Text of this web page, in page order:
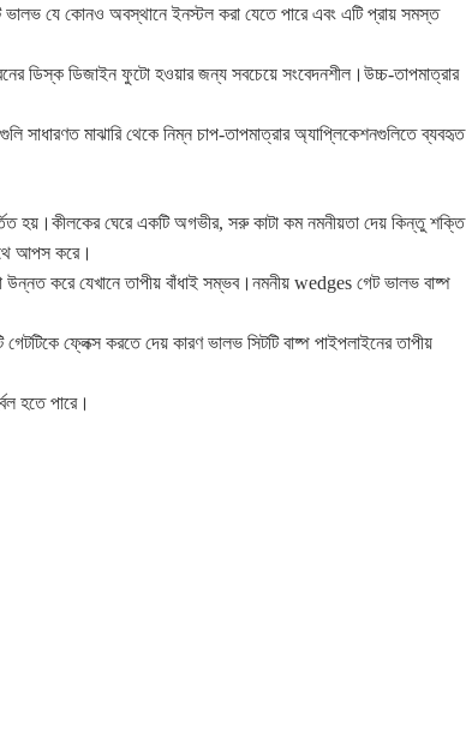
যে কোনও অবস্থানে ইনস্টল করা যেতে পারে এবং এটি প্রায় সমস্ত
ডিস্ক ডিজাইন ফুটো হওয়ার জন্য সবচেয়ে সংবেদনশীল।উচ্চ-তাপমাত্রার
সাধারণত মাঝারি থেকে নিম্ন চাপ-তাপমাত্রার অ্যাপ্লিকেশনগুলিতে ব্যবহৃত
হয়।কীলকের ঘেরে একটি অগভীর, সরু কাটা কম নমনীয়তা দেয় কিন্তু শক্তি
আপস করে।
করে যেখানে তাপীয় বাঁধাই সম্ভব।নমনীয় wedges গেট ভালভ বাষ্প
ফ্লেক্স করতে দেয় কারণ ভালভ সিটটি বাষ্প পাইপলাইনের তাপীয়
হতে পারে।